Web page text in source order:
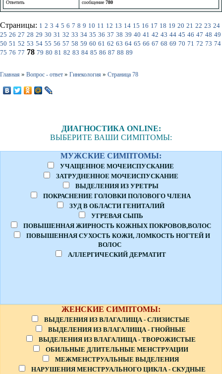
Ответить сообщение 780
Страницы: 1 2 3 4 5 6 7 8 9 10 11 12 13 14 15 16 17 18 19 20 21 22 23 24
25 26 27 28 29 30 31 32 33 34 35 36 37 38 39 40 41 42 43 44 45 46 47 48 49
50 51 52 53 54 55 56 57 58 59 60 61 62 63 64 65 66 67 68 69 70 71 72 73 74
75 76 77 78 79 80 81 82 83 84 85 86 87 88 89
Главная » Вопрос - ответ » Гинекология » Страница 78
ДИАГНОСТИКА ONLINE:
ВЫБЕРИТЕ ВАШИ СИМПТОМЫ:
МУЖСКИЕ СИМПТОМЫ:
УЧАЩЕННОЕ МОЧЕИСПУСКАНИЕ
ЗАТРУДНЕННОЕ МОЧЕИСПУСКАНИЕ
ВЫДЕЛЕНИЯ ИЗ УРЕТРЫ
ПОКРАСНЕНИЕ ГОЛОВКИ ПОЛОВОГО ЧЛЕНА
ЗУД В ОБЛАСТИ ГЕНИТАЛИЙ
УГРЕВАЯ СЫПЬ
ПОВЫШЕННАЯ ЖИРНОСТЬ КОЖНЫХ ПОКРОВОВ,ВОЛОС
ПОВЫШЕННАЯ СУХОСТЬ КОЖИ, ЛОМКОСТЬ НОГТЕЙ И
ВОЛОС
АЛЛЕРГИЧЕСКИЙ ДЕРМАТИТ
ЖЕНСКИЕ СИМПТОМЫ:
ВЫДЕЛЕНИЯ ИЗ ВЛАГАЛИЩА - СЛИЗИСТЫЕ
ВЫДЕЛЕНИЯ ИЗ ВЛАГАЛИЩА - ГНОЙНЫЕ
ВЫДЕЛЕНИЯ ИЗ ВЛАГАЛИЩА - ТВОРОЖИСТЫЕ
ОБИЛЬНЫЕ ДЛИТЕЛЬНЫЕ МЕНСТРУАЦИИ
МЕЖМЕНСТРУАЛЬНЫЕ ВЫДЕЛЕНИЯ
НАРУШЕНИЯ МЕНСТРУАЛЬНОГО ЦИКЛА - СКУДНЫЕ